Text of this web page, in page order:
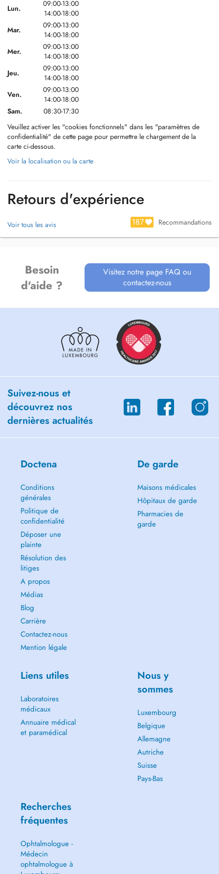
Lun.
09:00-13:00
14:00-18:00
Mar.
09:00-13:00
14:00-18:00
Mer.
09:00-13:00
14:00-18:00
Jeu.
09:00-13:00
14:00-18:00
Ven.
09:00-13:00
14:00-18:00
Sam.
08:30-17:30
Veuillez activer les "cookies fonctionnels" dans les "paramètres de
confidentialité" de cette page pour permettre le chargement de la
carte ci-dessous.
Voir la localisation ou la carte
Retours d'expérience
Voir tous les avis 187 Recommandations
Besoin
d'aide ?
Visitez notre page FAQ ou
contactez-nous
Suivez-nous et
découvrez nos
dernières actualités
Doctena
Conditions
générales
Politique de
confidentialité
Déposer une
plainte
Résolution des
litiges
A propos
Médias
Blog
Carrière
Contactez-nous
Mention légale
De garde
Maisons médicales
Hôpitaux de garde
Pharmacies de
garde
Liens utiles
Laboratoires
médicaux
Annuaire médical
et paramédical
Nous y
sommes
Luxembourg
Belgique
Allemagne
Autriche
Suisse
Pays-Bas
Recherches
fréquentes
Ophtalmologue -
Médecin
ophtalmologue à